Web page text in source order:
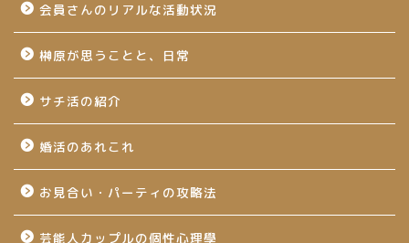
会員さんのリアルな活動状況
榊原が思うことと、日常
サチ活の紹介
婚活のあれこれ
お見合い・パーティの攻略法
芸能人カップルの個性心理學